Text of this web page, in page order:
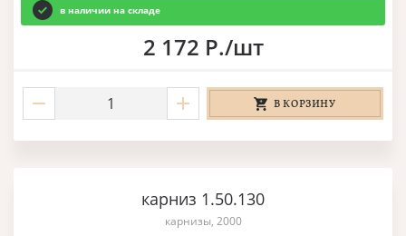
в наличии на складе
2 172 Р./шт
В КОРЗИНУ
карниз 1.50.130
карнизы, 2000